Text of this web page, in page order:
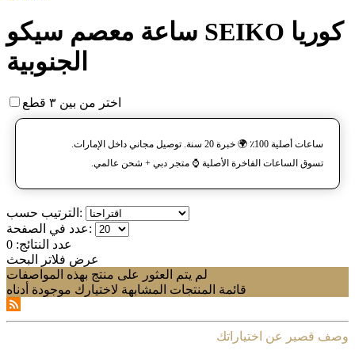
ساعة معصم سیکو SEIKO كوريا
الجنوبية
اختر من بين ٣ قطع
ساعات أصلية 100٪ 🌍 خبرة 20 سنة. توصيل مجاني داخل الإمارات.
تسوق الساعات الفاخرة الأصلية ⌚️ متجر دبي + شحن عالمي.
الترتيب حسب:
عدد في الصفحة:
عدد النتائج: 0
عرض فلاتر البحث
لم يتم العثور على منتج بهذه المواصفات
قائمة المنتجات المشابهة لاختيارك موجودة أدناه
وصف قصير عن اختياراتك